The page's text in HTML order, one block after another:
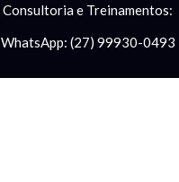
Consultoria e Treinamentos:
WhatsApp: (27) 99930-0493